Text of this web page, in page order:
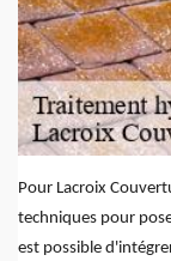
Pour Lacroix
techniques pour
est possible